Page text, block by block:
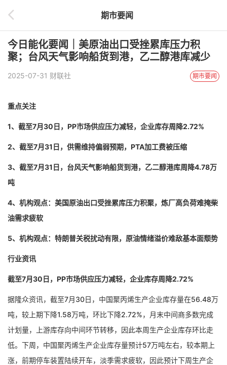
期市要闻
今日能化要闻｜美原油出口受挫累库压力积
聚；台风天气影响船货到港，乙二醇港库减少
2025-07-31 财联社 期市要闻
重点关注
1、截至7月30日，PP市场供应压力减轻，企业库存周降2.72%
2、截至7月31日，供需维持偏弱预期，PTA加工费被压缩
3、截至7月31日，台风天气影响船货到港，乙二醇港库周降4.78万
吨
4、机构观点：美国原油出口受挫累库压力积聚，炼厂高负荷难掩柴
油需求疲软
5、机构观点：特朗普关税扰动有限，原油情绪溢价难敌基本面颓势
行业资讯
截至7月30日，PP市场供应压力减轻，企业库存周降2.72%
据隆众资讯，截至7月30日，中国聚丙烯生产企业库存量在56.48万
吨，较上期下降1.58万吨，环比下降2.72%，月末中间商多数完成
计划量，上游库存向中间环节转移，因此本周生产企业库存环比走
低。下周，中国聚丙烯生产企业库存量预计57万吨左右，较本期上
涨，前期停车装置陆续开车，淡季需求疲软，因此预计下周生产企